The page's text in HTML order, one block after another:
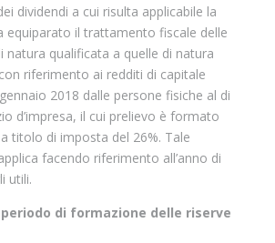
dividendi a cui risulta applicabile la
equiparato il trattamento fiscale delle
natura qualificata a quelle di natura
riferimento ai redditi di capitale
2018 dalle persone fisiche al di
d’impresa, il cui prelievo è formato
titolo di imposta del 26%. Tale
facendo riferimento all’anno di
utili.
di formazione delle riserve